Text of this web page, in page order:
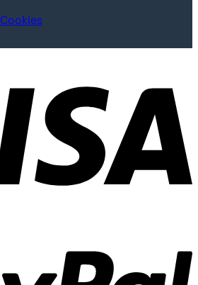
Cookies